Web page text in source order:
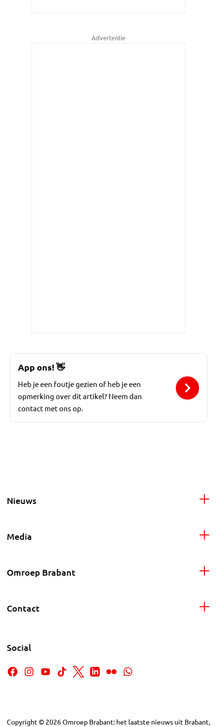
Advertentie
App ons!👋
Heb je een foutje gezien of heb je een
opmerking over dit artikel? Neem dan
contact met ons op.
Nieuws
Media
Omroep Brabant
Contact
Social
Copyright © 2026Omroep Brabant: het laatste nieuws uit Brabant,